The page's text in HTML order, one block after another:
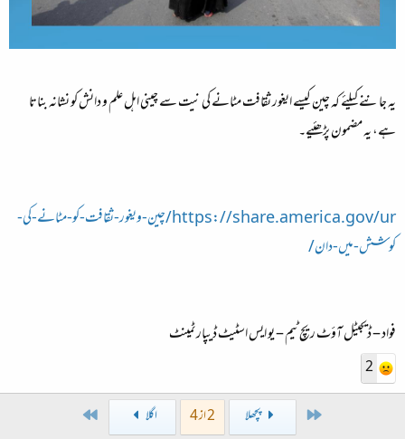
یہ جاننے کیلئے کہ چین کیسے ایغور ثقافت مٹانے کی نیت سے چینی اہل علم و دانش کو نشانہ بناتا
ہے، یہ مضمون پڑھئیے۔
https://share.america.gov/ur/چین-ویغور-ثقافت-کو-مٹانے-کی-
کوشش-میں-دان/
فواد – ڈيجيٹل آؤٹ ريچ ٹيم – يو ايس اسٹيٹ ڈيپارٹمينٹ
2
پچھلا 2 از 4 اگلا